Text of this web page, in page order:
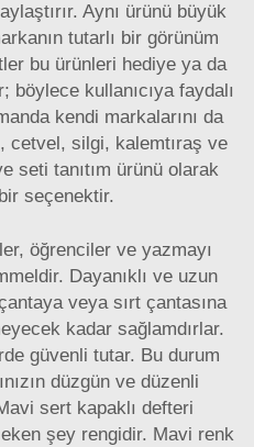
Aynı ürünü büyük
tutarlı bir görünüm
bu ürünleri hediye ya da
böylece kullanıcıya faydalı
kendi markalarını da
cetvel, silgi, kalemtıraş ve
seti tanıtım ürünü olarak
seçenektir.
öğrenciler ve yazmayı
Dayanıklı ve uzun
veya sırt çantasına
kadar sağlamdırlar.
güvenli tutar. Bu durum
düzgün ve düzenli
sert kapaklı defteri
şey rengidir. Mavi renk